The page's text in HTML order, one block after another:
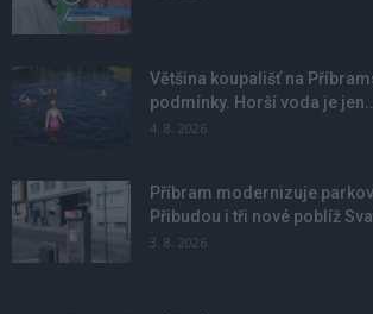
Většina koupališť na
podmínky. Horší voda je jen...
4. 8. 2026
Příbram modernizuje
Přibudou i tři nové poblíž
3. 8. 2026